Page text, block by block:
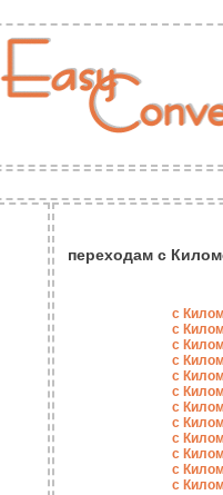
переходам с
с
с
с
с
с
с
с
с
с
с
с
с